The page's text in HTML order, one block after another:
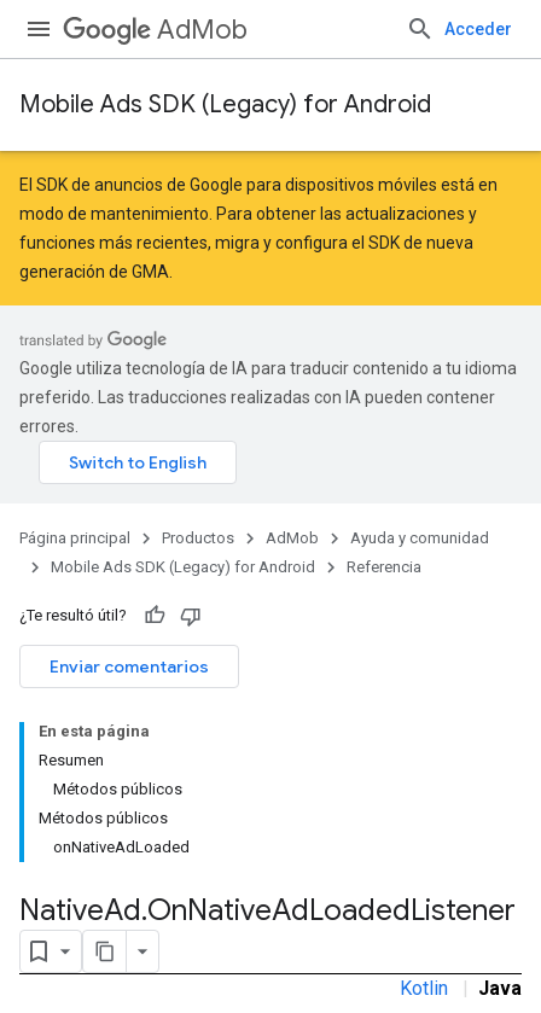
AdMob Acceder
Mobile Ads SDK (Legacy) for Android
El SDK de anuncios de Google para dispositivos móviles está en
modo de mantenimiento. Para obtener las actualizaciones y
funciones más recientes, migra yconfigura el SDK de nueva
generación de GMA
Google utiliza tecnología de IA para traducir contenido a tu idioma
preferido. Las traducciones realizadas con IA pueden contener
errores.
Página principal Productos AdMob
Ayuda y comunidad
Mobile Ads SDK (Legacy) for Android
Referencia
¿Te resultó útil?
Enviar comentarios
En esta página
Resumen
Métodos públicos
Métodos públicos
onNativeAdLoaded
NativeAd.OnNativeAdLoadedListener
Kotlin | Java